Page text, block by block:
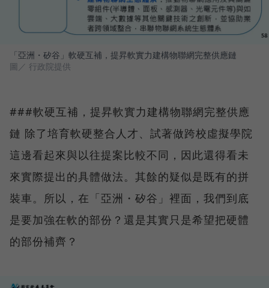
「亞洲・矽谷」軟硬互補，提昇軟實力建構物聯網完整供應鏈
圖／ 行政院提供
###軟硬互補，提昇軟實力建構物聯網完整供應
鏈 除了培育軟硬整合人才、試著做跨校虛擬學院
這邊看起來與以往提案比較不同，因此還得看未
來實際提出的具體做法。其餘的疑似是既有的拼
裝車。所以，在「亞洲・矽谷」裡面，我們到底
是要加強在軟的部份？還是其實只是希望把硬體
的部份補齊？